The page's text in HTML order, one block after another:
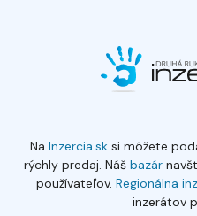
Na Inzercia.sksi môžete
rýchly predaj. Náš bazár
používateľov. Regionálna
inzerátov